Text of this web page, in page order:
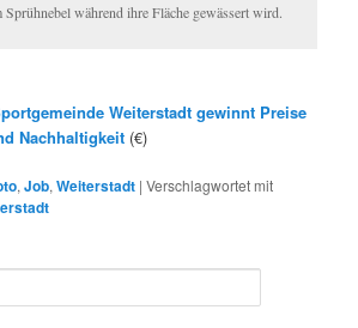
Sprühnebel während ihre Fläche gewässert wird.
Weiterstadt gewinnt Preise
Nachhaltigkeit (€)
,Job,Weiterstadt |Verschlagwortet mit